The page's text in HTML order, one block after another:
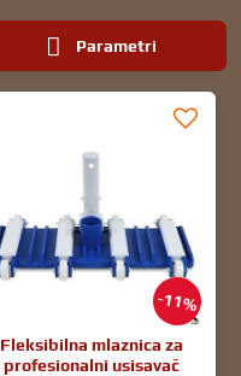
Parametri
11%
Fleksibilna mlaznica za
profesionalni usisavač